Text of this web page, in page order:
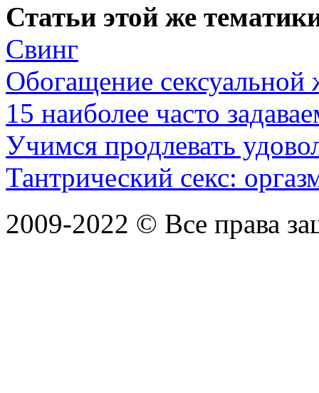
Статьи этой же
Свинг
Обогащение сексуальной
15 наиболее часто
Учимся продлевать
Тантрический секс:
2009-2022 © Все права